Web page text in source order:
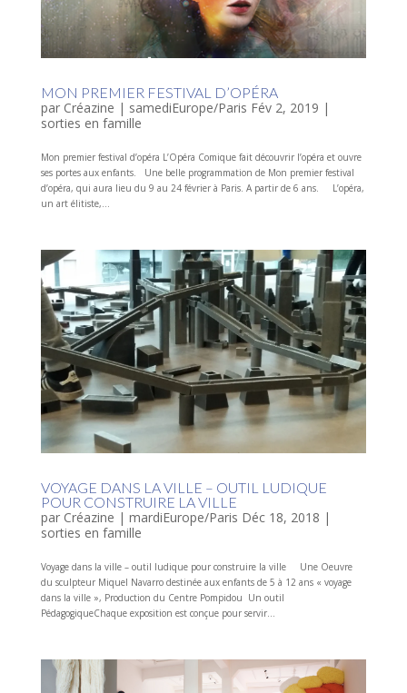
MON PREMIER FESTIVAL D’OPÉRA
par Créazine | samediEurope/Paris Fév 2, 2019 |
sorties en famille
Mon premier festival d’opéra L’Opéra Comique fait découvrir l’opéra et ouvre
ses portes aux enfants. Une belle programmation de Mon premier festival
d’opéra, qui aura lieu du 9 au 24 février à Paris. A partir de 6 ans. L’opéra,
un art élitiste,...
VOYAGE DANS LA VILLE – OUTIL LUDIQUE
POUR CONSTRUIRE LA VILLE
par Créazine | mardiEurope/Paris Déc 18, 2018 |
sorties en famille
Voyage dans la ville – outil ludique pour construire la ville Une Oeuvre
du sculpteur Miquel Navarro destinée aux enfants de 5 à 12 ans « voyage
dans la ville », Production du Centre Pompidou Un outil
PédagogiqueChaque exposition est conçue pour servir...